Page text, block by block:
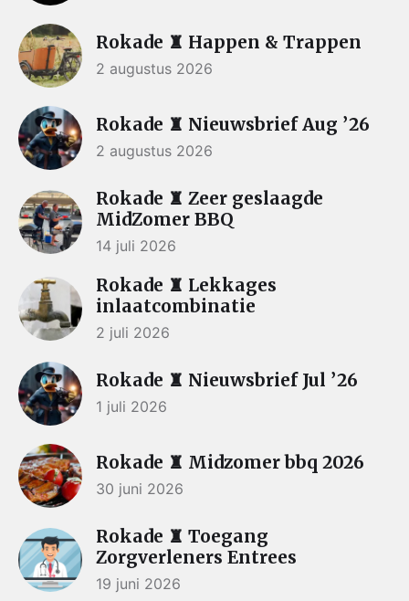
Rokade ♜ Happen & Trappen
2 augustus 2026
Rokade ♜ Nieuwsbrief Aug ’26
2 augustus 2026
Rokade ♜ Zeer geslaagde
MidZomer BBQ
14 juli 2026
Rokade ♜ Lekkages
inlaatcombinatie
2 juli 2026
Rokade ♜ Nieuwsbrief Jul ’26
1 juli 2026
Rokade ♜ Midzomer bbq 2026
30 juni 2026
Rokade ♜ Toegang
Zorgverleners Entrees
19 juni 2026